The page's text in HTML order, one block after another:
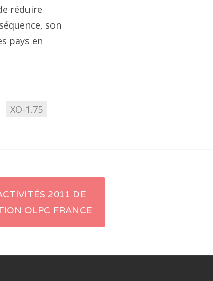
réduire
son
pays en
XO-1.75
2011 DE
OLPC FRANCE